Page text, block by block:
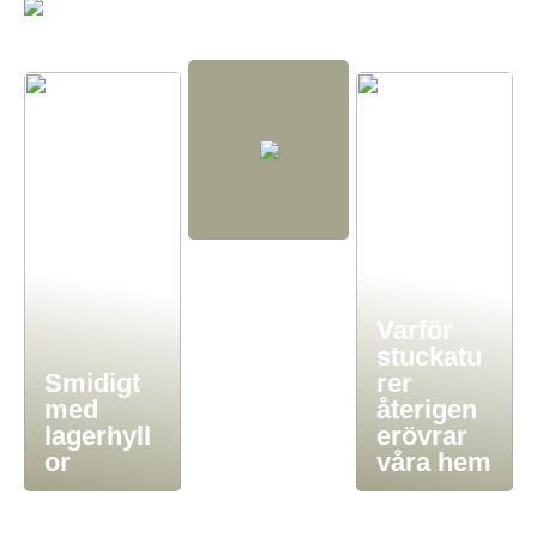
Smidigt
med
lagerhyll
or
Varför
stuckatu
rer
återigen
erövrar
våra hem